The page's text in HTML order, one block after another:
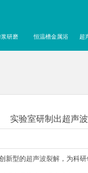
研磨 恒温槽金属浴 超
实验室研制出超声
新型的超声波裂解 ，为科